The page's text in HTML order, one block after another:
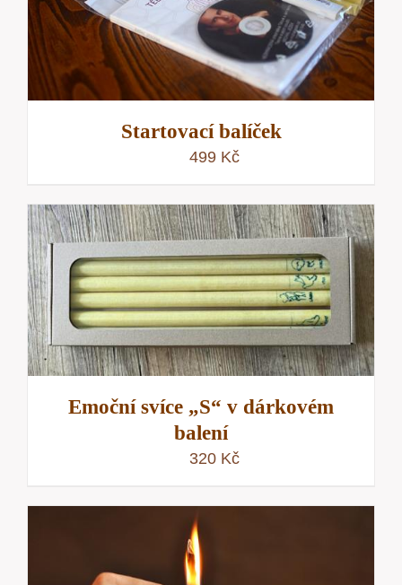
Startovací balíček
499 Kč
Emoční svíce „S“ v dárkovém
balení
320 Kč